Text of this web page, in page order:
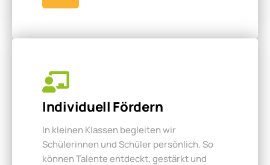
Individuell Fördern
In kleinen Klassen begleiten wir
Schülerinnen und Schüler persönlich. So
können Talente entdeckt, gestärkt und